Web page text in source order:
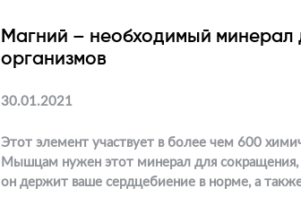
Магний – необходимый минерал
организмов
30.01.2021
Этот элемент участвует в более чем 600
Мышцам нужен этот минерал для сокращения,
он держит ваше сердцебиение в норме, а